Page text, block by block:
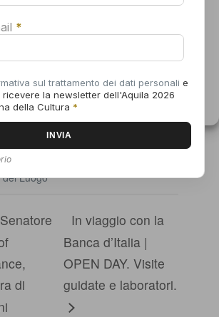
Accetta
Nega
sui cookieDichiarazione sulla Privacy
Nazionale d’Abruzzo
Croce
+ Google Maps
Luogo
di
In viaggio con la
Banca d’Italia |
OPEN DAY. Visite
guidate e laboratori.
*
sul trattamento dei dati personali e
la newsletter dell'Aquila 2026
della Cultura *